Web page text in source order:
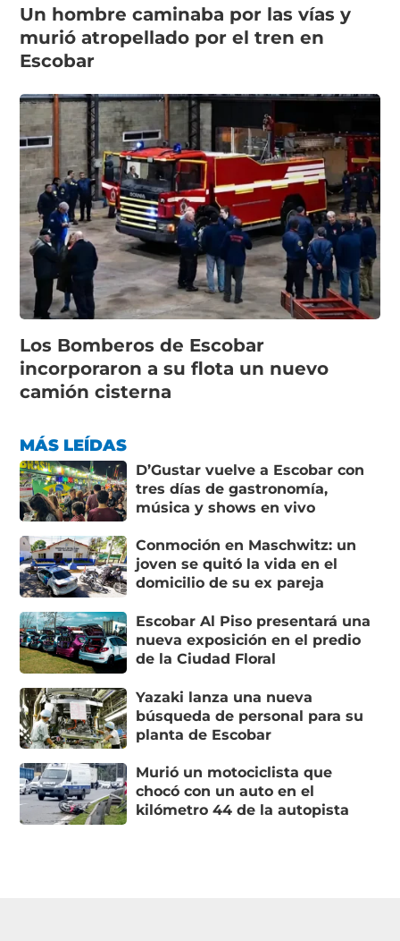
Un hombre caminaba por las vías y
murió atropellado por el tren en
Escobar
Los Bomberos de Escobar
incorporaron a su flota un nuevo
camión cisterna
MÁS LEÍDAS
D’Gustar vuelve a Escobar con
tres días de gastronomía,
música y shows en vivo
Conmoción en Maschwitz: un
joven se quitó la vida en el
domicilio de su ex pareja
Escobar Al Piso presentará una
nueva exposición en el predio
de la Ciudad Floral
Yazaki lanza una nueva
búsqueda de personal para su
planta de Escobar
Murió un motociclista que
chocó con un auto en el
kilómetro 44 de la autopista